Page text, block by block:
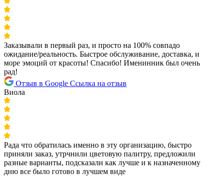
Заказывали в первый раз, и просто на 100% совпадо
ожидание/реальность. Быстрое обслуживание, доставка, и
море эмоций от красоты! Спасибо! Именинник был очень
рад!
Отзыв в Google Ссылка на отзыв
Виола
Рада что обратилась именно в эту организацию, быстро
приняли заказ, утрчнили цветовую палитру, предложили
разные варианты, подсказали как лучше и к назначенному
дню все было готово в лучшем виде